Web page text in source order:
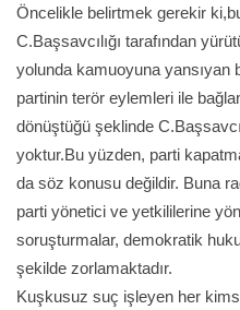
Öncelikle belirtmek gerekir
C.Başsavcılığı tarafından
yolunda kamuoyuna yansıyan
partinin terör eylemleri ile
dönüştüğü şeklinde
yoktur.Bu yüzden, parti
da söz konusu değildir. Buna
parti yönetici ve yetkililerine
soruşturmalar, demokratik
şekilde zorlamaktadır.
Kuşkusuz suç işleyen her